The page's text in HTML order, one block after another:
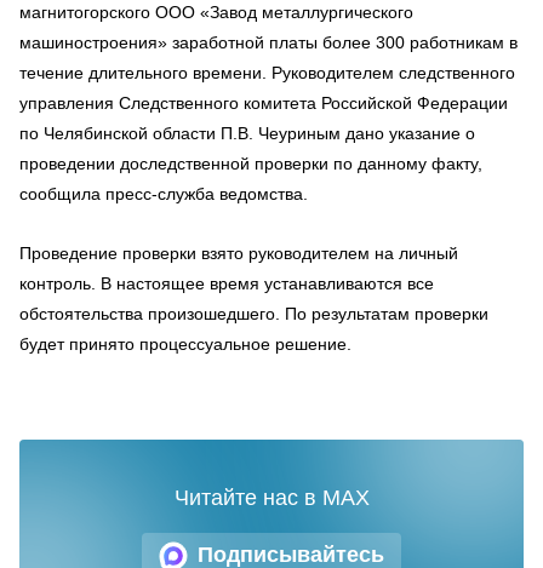
магнитогорского ООО «Завод металлургического
машиностроения» заработной платы более 300 работникам в
течение длительного времени. Руководителем следственного
управления Следственного комитета Российской Федерации
по Челябинской области П.В. Чеуриным дано указание о
проведении доследственной проверки по данному факту,
сообщила пресс-служба ведомства.
Проведение проверки взято руководителем на личный
контроль. В настоящее время устанавливаются все
обстоятельства произошедшего. По результатам проверки
будет принято процессуальное решение.
Подписывайтесь
Читайте нас в MAX